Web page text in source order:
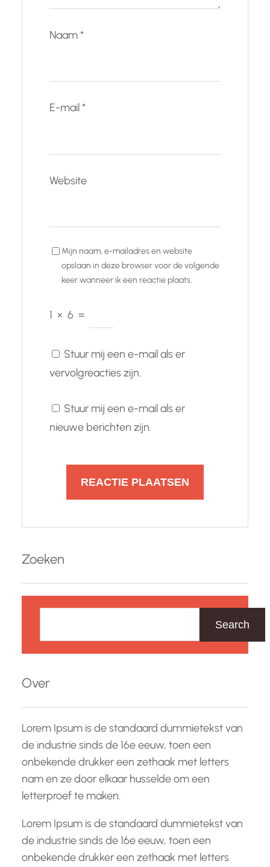
Naam*
E-mail*
Website
Mijn naam, e-mailadres en website
opslaan in deze browser voor de volgende
keer wanneer ik een reactie plaats.
1 × 6 =
Stuur mij een e-mail als er
vervolgreacties zijn.
Stuur mij een e-mail als er
nieuwe berichten zijn.
Zoeken
k
n
Search
Over
Lorem Ipsum is de standaard dummietekst van
de industrie sinds de 16e eeuw, toen een
onbekende drukker een zethaak met letters
nam en ze door elkaar husselde om een
letterproef te maken.
Lorem Ipsum is de standaard dummietekst van
de industrie sinds de 16e eeuw, toen een
onbekende drukker een zethaak met letters